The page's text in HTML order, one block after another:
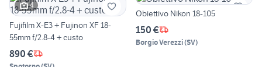
4
Fujifilm X-E3 + Fujinon XF 18-
55mm f/2.8-4 + custo
890 €
Obiettivo Nikon 18-105
150 €
Borgio Verezzi(SV)